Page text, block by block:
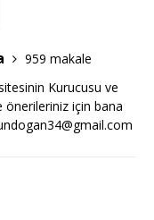
959 makale
Kurucusu ve
önerileriniz için bana